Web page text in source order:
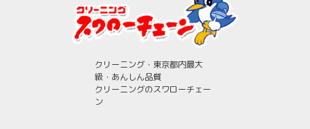
クリーニング・東京都内最大
級・あんしん品質
クリーニングのスワローチェー
ン